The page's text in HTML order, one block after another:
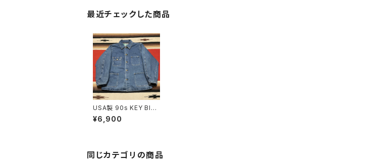
最近チェックした商品
USA製 90s KEY Blan
ket Coverall size L
REG
¥6,900
同じカテゴリの商品